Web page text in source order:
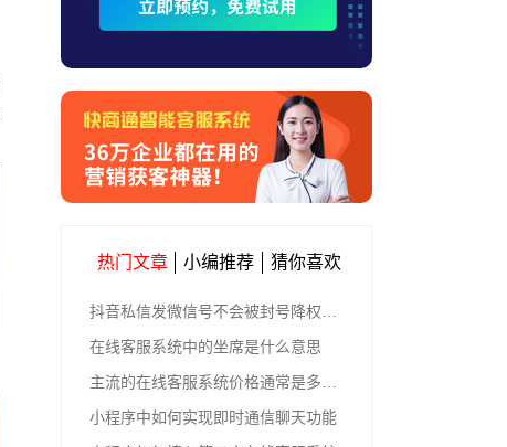
热门文章 小编推荐 猜你喜欢
在线客服系统中的坐席是什么意思
小程序中如何实现即时通信聊天功能